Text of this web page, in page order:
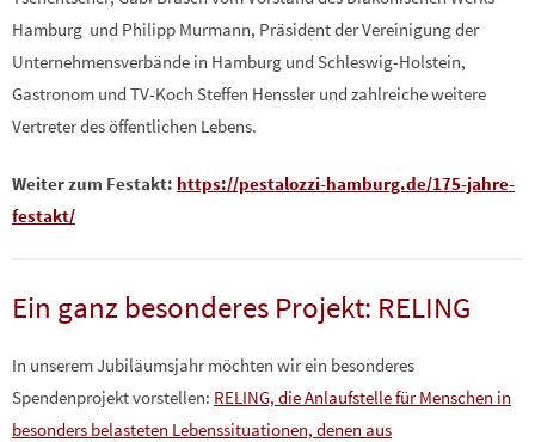
Hamburg und Philipp Murmann, Präsident der Vereinigung der
Unternehmensverbände in Hamburg und Schleswig-Holstein,
Gastronom und TV-Koch Steffen Henssler und zahlreiche weitere
Vertreter des öffentlichen Lebens.
Weiter zum Festakt: https://pestalozzi-hamburg.de/175-jahre-
festakt/
Ein ganz besonderes Projekt: RELING
In unserem Jubiläumsjahr möchten wir ein besonderes
Spendenprojekt vorstellen: RELING, die Anlaufstelle für Menschen in
besonders belasteten Lebenssituationen, denen aus